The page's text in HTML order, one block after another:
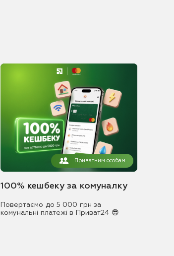
Приватним особам
100% кешбеку за комуналку
Повертаємо до 5 000 грн за
комунальні платежі в Приват24 😎